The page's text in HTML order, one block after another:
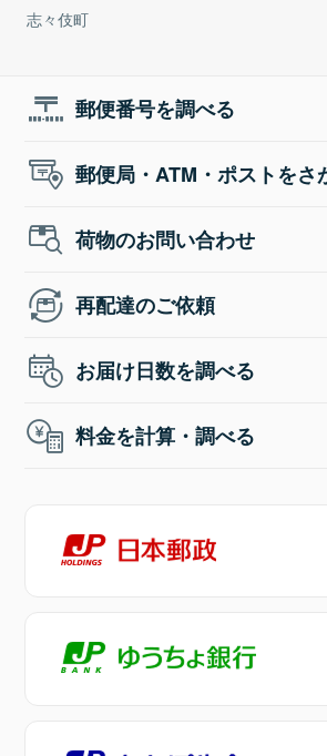
志々伎町
郵便番号を調べる
郵便局・ATM・ポストをさ
荷物のお問い合わせ
再配達のご依頼
お届け日数を調べる
料金を計算・調べる